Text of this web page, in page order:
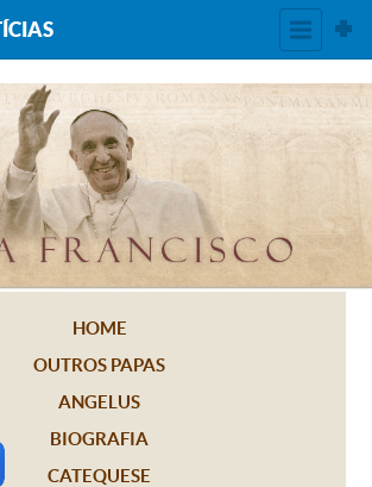
HOME
OUTROS PAPAS
ANGELUS
BIOGRAFIA
CATEQUESE